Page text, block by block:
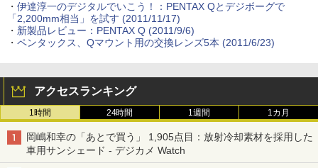
・ 伊達淳一のデジタルでいこう！：PENTAX Qとデジボーグで
「2,200mm相当」を試す (2011/11/17)
・ 新製品レビュー：PENTAX Q (2011/9/6)
・ ペンタックス、Qマウント用の交換レンズ5本 (2011/6/23)
アクセスランキング
1時間 24時間 1週間 1カ月
岡嶋和幸の「あとで買う」 1,905点目：放射冷却素材を採用した
車用サンシェード - デジカメ Watch